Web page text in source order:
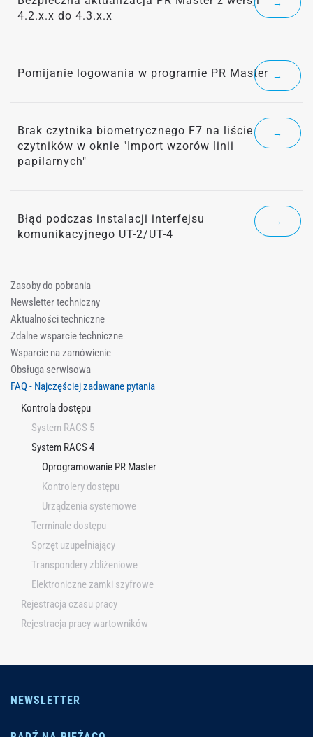
Zasoby do pobrania
Newsletter techniczny
Aktualności techniczne
Zdalne wsparcie techniczne
Wsparcie na zamówienie
Obsługa serwisowa
FAQ - Najczęściej zadawane pytania
Kontrola dostępu
System RACS 5
System RACS 4
Oprogramowanie PR Master
Kontrolery dostępu
Urządzenia systemowe
Terminale dostępu
Sprzęt uzupełniający
Transpondery zbliżeniowe
Elektroniczne zamki szyfrowe
Rejestracja czasu pracy
Rejestracja pracy wartowników
4.2.x.x do 4.3.x.x
→
Pomijanie logowania w programie PR Master →
Brak czytnika biometrycznego F7 na liście
czytników w oknie "Import wzorów linii
papilarnych"
→
Błąd podczas instalacji interfejsu
komunikacyjnego UT-2/UT-4
→
NEWSLETTER